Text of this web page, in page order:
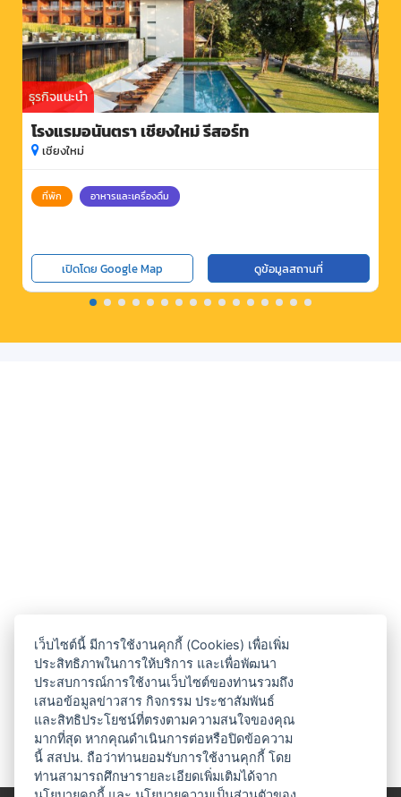
ธุรกิจแนะนำ
โรงแรมอนันตรา เชียงใหม่ รีสอร์ท
เชียงใหม่
ที่พัก อาหารและเครื่องดื่ม
เปิดโดย Google Map ดูข้อมูลสถานที่
เว็บไซต์นี้ มีการใช้งานคุกกี้ (Cookies) เพื่อเพิ่ม
ประสิทธิภาพในการให้บริการ และเพื่อพัฒนา
ประสบการณ์การใช้งานเว็บไซต์ของท่านรวมถึง
เสนอข้อมูลข่าวสาร กิจกรรม ประชาสัมพันธ์
และสิทธิประโยชน์ที่ตรงตามความสนใจของคุณ
มากที่สุด หากคุณดำเนินการต่อหรือปิดข้อความ
นี้ สสปน. ถือว่าท่านยอมรับการใช้งานคุกกี้ โดย
ท่านสามารถศึกษารายละเอียดเพิ่มเติมได้จาก